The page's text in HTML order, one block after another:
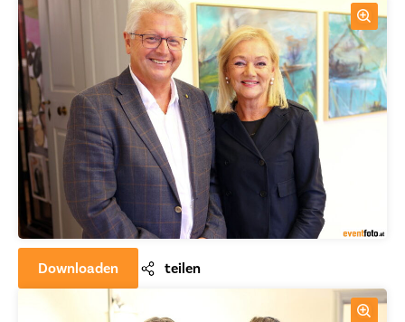
Downloaden teilen